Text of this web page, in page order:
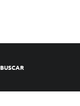
BUSCAR